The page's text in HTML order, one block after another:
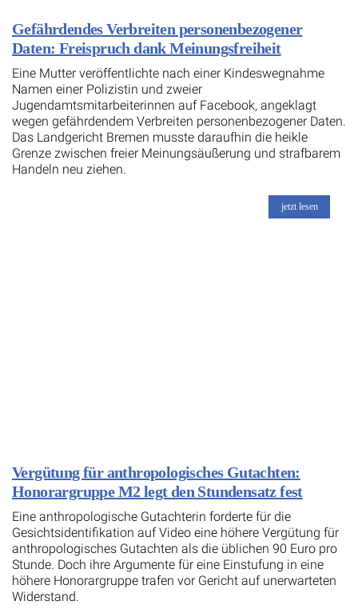
Gefährdendes Verbreiten personenbezogener
Daten: Freispruch dank Meinungsfreiheit
Eine Mutter veröffentlichte nach einer Kindeswegnahme
Namen einer Polizistin und zweier
Jugendamtsmitarbeiterinnen auf Facebook, angeklagt
wegen gefährdendem Verbreiten personenbezogener Daten.
Das Landgericht Bremen musste daraufhin die heikle
Grenze zwischen freier Meinungsäußerung und strafbarem
Handeln neu ziehen.
jetzt lesen
Vergütung für anthropologisches Gutachten:
Honorargruppe M2 legt den Stundensatz fest
Eine anthropologische Gutachterin forderte für die
Gesichtsidentifikation auf Video eine höhere Vergütung für
anthropologisches Gutachten als die üblichen 90 Euro pro
Stunde. Doch ihre Argumente für eine Einstufung in eine
höhere Honorargruppe trafen vor Gericht auf unerwarteten
Widerstand.